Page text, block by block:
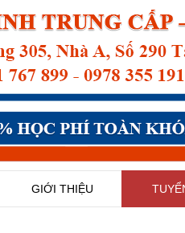
GIỚI THIỆU